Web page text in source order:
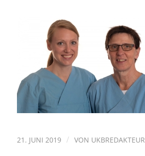
21. JUNI 2019 / VON UKBREDAKTEUR